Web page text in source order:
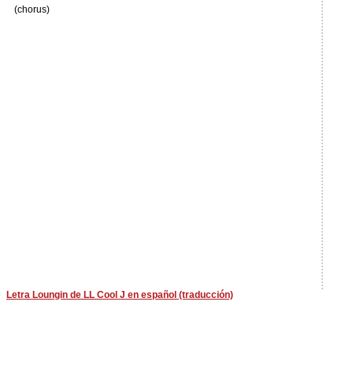
(chorus)
Letra Loungin de LL Cool J en español (traducción)